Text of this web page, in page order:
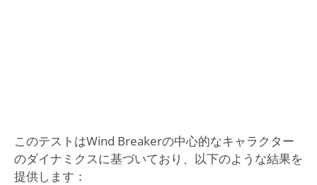
このテストはWind Breakerの中心的なキャラクター
のダイナミクスに基づいており、以下のような結果を
提供します：